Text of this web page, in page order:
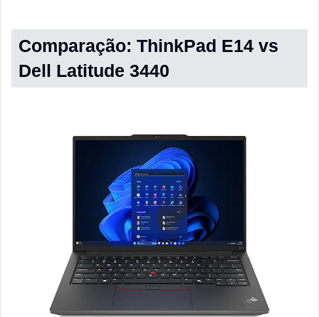
Comparação: ThinkPad E14 vs
Dell Latitude 3440